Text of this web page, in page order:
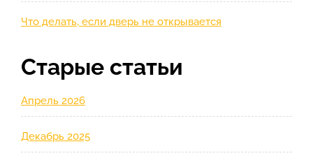
Что делать, если дверь не открывается
Старые статьи
Апрель 2026
Декабрь 2025